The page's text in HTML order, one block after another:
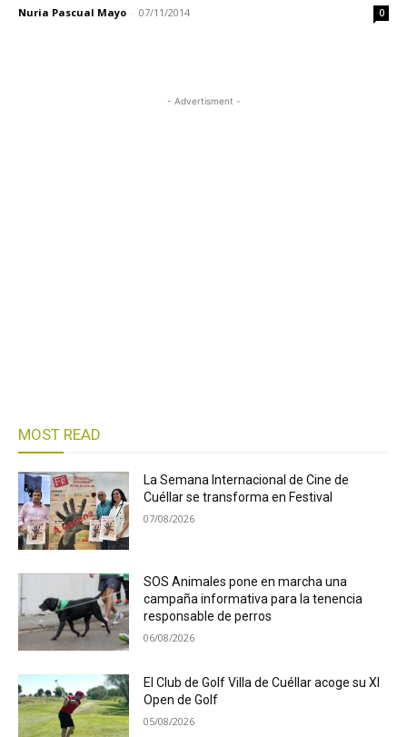
Nuria Pascual Mayo - 07/11/2014 0
- Advertisment -
MOST READ
La Semana Internacional de Cine de
Cuéllar se transforma en Festival
07/08/2026
SOS Animales pone en marcha una
campaña informativa para la tenencia
responsable de perros
06/08/2026
El Club de Golf Villa de Cuéllar acoge su XI
Open de Golf
05/08/2026